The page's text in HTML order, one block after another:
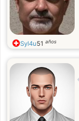
Syl4u51 años